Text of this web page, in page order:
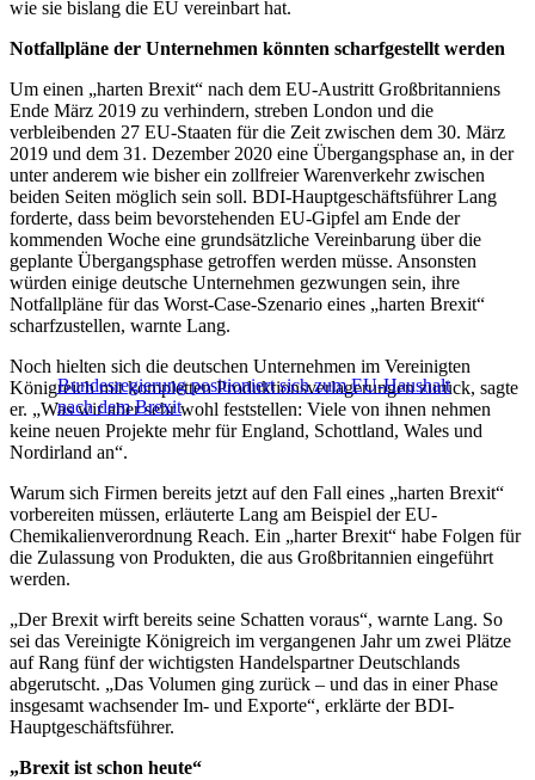
wie sie bislang die EU vereinbart hat.
Notfallpläne der Unternehmen könnten scharfgestellt werden
Um einen „harten Brexit“ nach dem EU-Austritt Großbritanniens
Ende März 2019 zu verhindern, streben London und die
verbleibenden 27 EU-Staaten für die Zeit zwischen dem 30. März
2019 und dem 31. Dezember 2020 eine Übergangsphase an, in der
unter anderem wie bisher ein zollfreier Warenverkehr zwischen
beiden Seiten möglich sein soll. BDI-Hauptgeschäftsführer Lang
forderte, dass beim bevorstehenden EU-Gipfel am Ende der
kommenden Woche eine grundsätzliche Vereinbarung über die
geplante Übergangsphase getroffen werden müsse. Ansonsten
würden einige deutsche Unternehmen gezwungen sein, ihre
Notfallpläne für das Worst-Case-Szenario eines „harten Brexit“
scharfzustellen, warnte Lang.
Bundesregierung positioniert sich zum EU-Haushalt
nach dem Brexit
Noch hielten sich die deutschen Unternehmen im Vereinigten
Königreich mit kompletten Produktionsverlagerungen zurück, sagte
er. „Was wir aber sehr wohl feststellen: Viele von ihnen nehmen
keine neuen Projekte mehr für England, Schottland, Wales und
Nordirland an“.
Warum sich Firmen bereits jetzt auf den Fall eines „harten Brexit“
vorbereiten müssen, erläuterte Lang am Beispiel der EU-
Chemikalienverordnung Reach. Ein „harter Brexit“ habe Folgen für
die Zulassung von Produkten, die aus Großbritannien eingeführt
werden.
„Der Brexit wirft bereits seine Schatten voraus“, warnte Lang. So
sei das Vereinigte Königreich im vergangenen Jahr um zwei Plätze
auf Rang fünf der wichtigsten Handelspartner Deutschlands
abgerutscht. „Das Volumen ging zurück – und das in einer Phase
insgesamt wachsender Im- und Exporte“, erklärte der BDI-
Hauptgeschäftsführer.
„Brexit ist schon heute“